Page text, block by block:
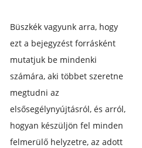
Büszkék vagyunk arra, hogy
ezt a bejegyzést forrásként
mutatjuk be mindenki
számára, aki többet szeretne
megtudni az
elsősegélynyújtásról, és arról,
hogyan készüljön fel minden
felmerülő helyzetre, az adott